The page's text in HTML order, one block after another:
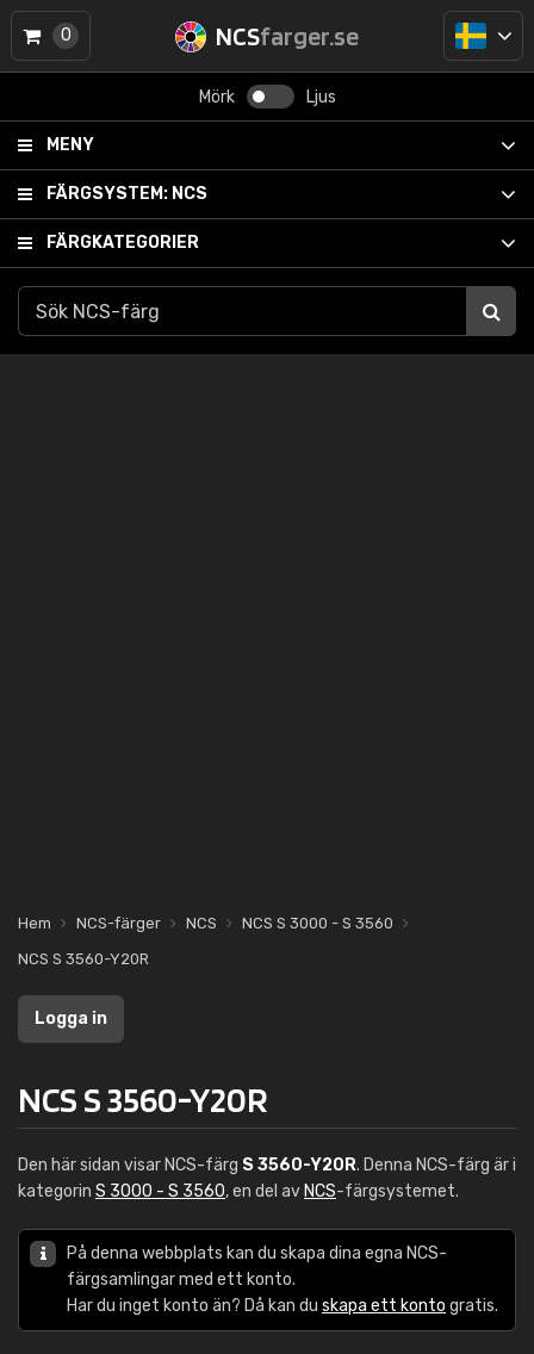
NCSfarger.se
Mörk Ljus
MENY
FÄRGSYSTEM: NCS
FÄRGKATEGORIER
0
Hem NCS-färger NCS
NCS S 3000 - S 3560
NCS S 3560-Y20R
Logga in
NCS S 3560-Y20R
Den här sidan visar NCS-färg S 3560-Y20R. Denna NCS-färg är i
kategorin S 3000 - S 3560, en del av NCS-färgsystemet.
På denna webbplats kan du skapa dina egna NCS-
färgsamlingar med ett konto.
Har du inget konto än? Då kan du skapa ett konto gratis.